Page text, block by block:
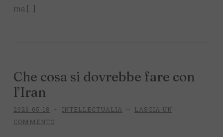
ma […]
Che cosa si dovrebbe fare con
l’Iran
2026-05-18 ~ INTELLECTUALIA ~
LASCIA UN
COMMENTO